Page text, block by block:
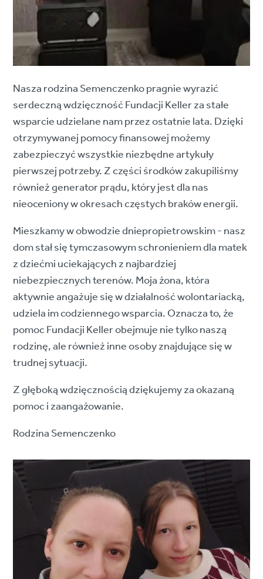
Nasza rodzina Semenczenko pragnie wyrazić
serdeczną wdzięczność Fundacji Keller za stałe
wsparcie udzielane nam przez ostatnie lata. Dzięki
otrzymywanej pomocy finansowej możemy
zabezpieczyć wszystkie niezbędne artykuły
pierwszej potrzeby. Z części środków zakupiliśmy
również generator prądu, który jest dla nas
nieoceniony w okresach częstych braków energii.
Mieszkamy w obwodzie dniepropietrowskim - nasz
dom stał się tymczasowym schronieniem dla matek
z dziećmi uciekających z najbardziej
niebezpiecznych terenów. Moja żona, która
aktywnie angażuje się w działalność wolontariacką,
udziela im codziennego wsparcia. Oznacza to, że
pomoc Fundacji Keller obejmuje nie tylko naszą
rodzinę, ale również inne osoby znajdujące się w
trudnej sytuacji.
Z głęboką wdzięcznością dziękujemy za okazaną
pomoc i zaangażowanie.
Rodzina Semenczenko